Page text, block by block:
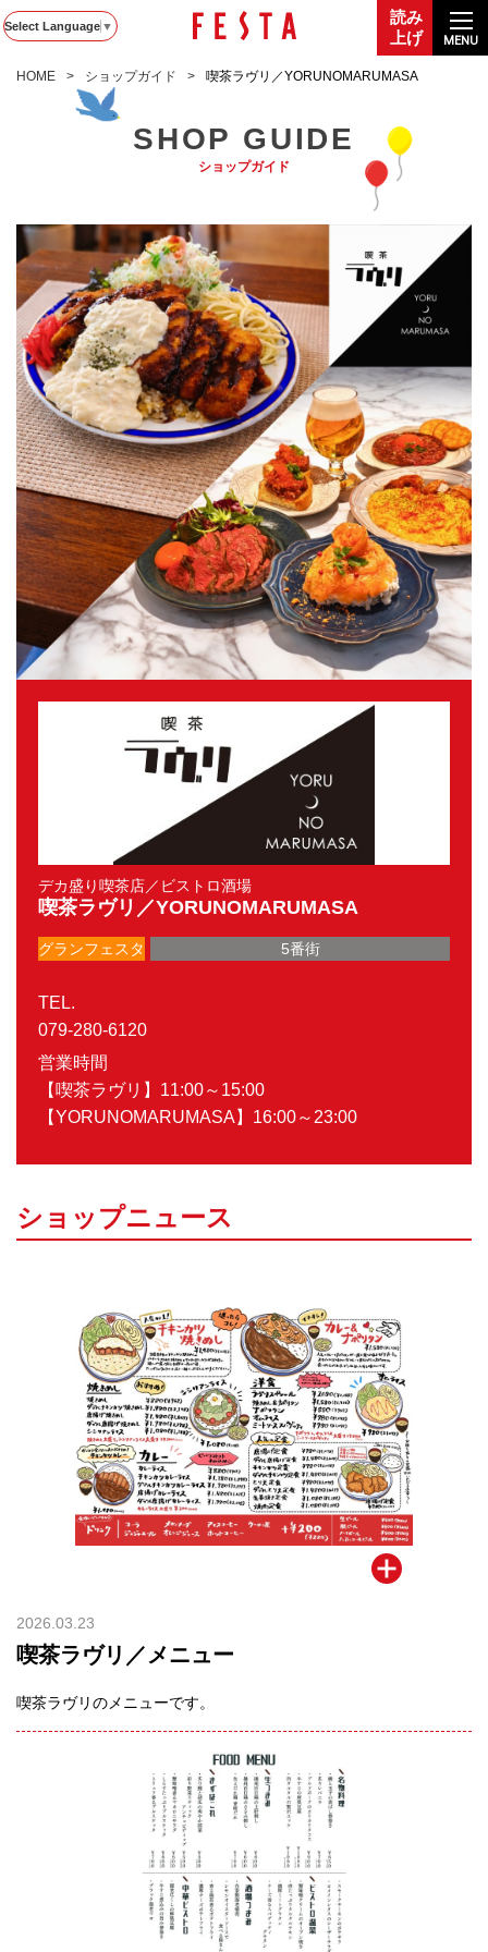
読み
上げ
Select Language ▼
MENU
HOME ショップガイド 喫茶ラヴリ／YORUNOMARUMASA
SHOP GUIDE
ショップガイド
デカ盛り喫茶店／ビストロ酒場
喫茶ラヴリ／YORUNOMARUMASA
グランフェスタ 5番街
TEL.
079-280-6120
営業時間
【喫茶ラヴリ】11:00～15:00
【YORUNOMARUMASA】16:00～23:00
ショップニュース
2026.03.23
喫茶ラヴリ／メニュー
喫茶ラヴリのメニューです。